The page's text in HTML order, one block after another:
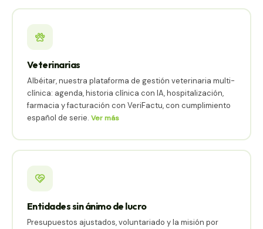
Veterinarias
Albéitar, nuestra plataforma de gestión veterinaria multi-
clínica: agenda, historia clínica con IA, hospitalización,
farmacia y facturación con VeriFactu, con cumplimiento
español de serie. Ver más
Entidades sin ánimo de lucro
Presupuestos ajustados, voluntariado y la misión por